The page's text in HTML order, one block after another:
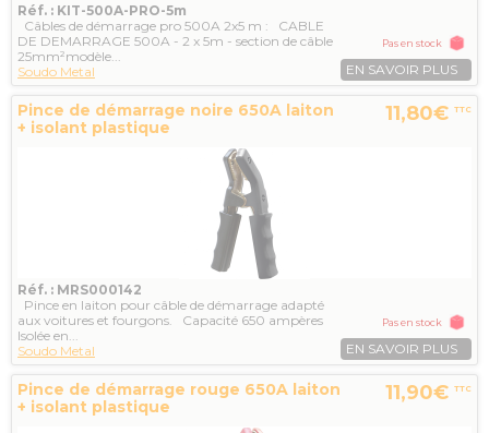
Réf. : KIT-500A-PRO-5m
Câbles de démarrage pro 500A 2x5 m : CABLE
DE DEMARRAGE 500A - 2 x 5m - section de câble
25mm²modèle...
Soudo Metal
Pas en stock
EN SAVOIR PLUS
Pince de démarrage noire 650A laiton
+ isolant plastique
11,80€ TTC
Réf. : MRS000142
Pince en laiton pour câble de démarrage adapté
aux voitures et fourgons. Capacité 650 ampères
Isolée en...
Soudo Metal
Pas en stock
EN SAVOIR PLUS
Pince de démarrage rouge 650A laiton
+ isolant plastique
11,90€ TTC